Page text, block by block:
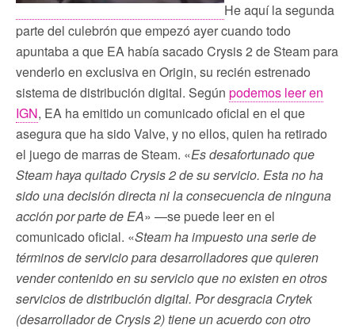
He aquí la segunda
parte del culebrón que empezó ayer cuando todo
apuntaba a que EA había sacado Crysis 2 de Steam para
venderlo en exclusiva en Origin, su recién estrenado
sistema de distribución digital. Según podemos leer en
IGN, EA ha emitido un comunicado oficial en el que
asegura que ha sido Valve, y no ellos, quien ha retirado
el juego de marras de Steam. «Es desafortunado que
Steam haya quitado Crysis 2 de su servicio. Esta no ha
sido una decisión directa ni la consecuencia de ninguna
acción por parte de EA» —se puede leer en el
comunicado oficial. «Steam ha impuesto una serie de
términos de servicio para desarrolladores que quieren
vender contenido en su servicio que no existen en otros
servicios de distribución digital. Por desgracia Crytek
(desarrollador de Crysis 2) tiene un acuerdo con otro